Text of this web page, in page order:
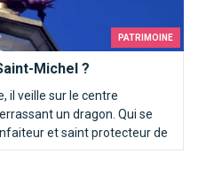
PATRIMOINE
Michel ?
il veille sur le centre
un dragon. Qui se
et saint protecteur de